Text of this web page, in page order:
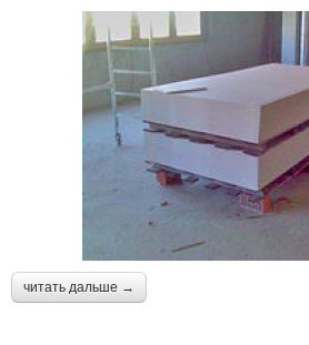
читать дальше →